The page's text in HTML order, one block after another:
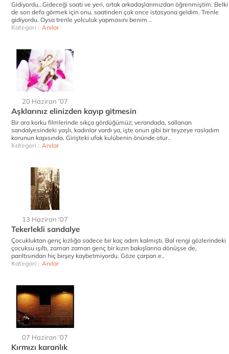
Gidiyordu…Gideceği saati ve yeri, ortak arkadaşlarımızdan öğrenmiştim. Belki
de son defa görmek için onu, saatinden çok once istasyona geldim. Trenle
gidiyordu. Oysa trenle yolculuk yapmasını benim ..
Kategori : Anılar
20 Haziran '07
Aşklarınız elinizden kayıp gitmesin
Bir ara korku filmlerinde sıkça gördüğümüz; verandada, sallanan
sandalyesindeki yaşlı, kadınlar vardı ya, işte onun gibi bir teyzeye rasladım
korunun kapısında. Girişteki ufak kulübenin önünde otur..
Kategori : Anılar
13 Haziran '07
Tekerlekli sandalye
Çocukluktan genç kızlığa sadece bir kaç adım kalmıştı. Bal rengi gözlerindeki
çocuksu ışıltı, zaman zaman genç bir kızın bakışlarına dönüşse de,
parıltısından hiç birşey kaybetmiyordu. Göze çarpan e..
Kategori : Anılar
07 Haziran '07
Kırmızı karanlık